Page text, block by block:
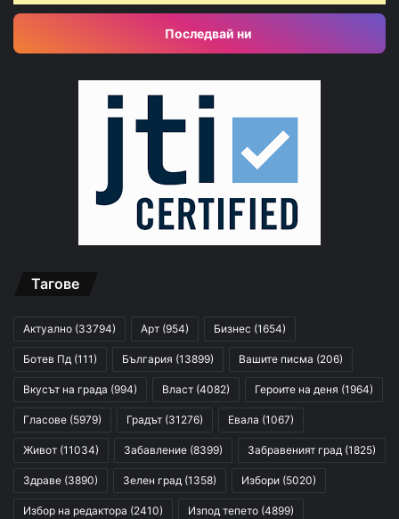
Последвай ни
Тагове
Актуално (33794) Арт (954) Бизнес (1654)
Ботев Пд (111) България (13899) Вашите писма (206)
Вкусът на града (994) Власт (4082) Героите на деня (1964)
Гласове (5979) Градът (31276) Евала (1067)
Живот (11034) Забавление (8399) Забравеният град (1825)
Здраве (3890) Зелен град (1358) Избори (5020)
Избор на редактора (2410) Изпод тепето (4899)